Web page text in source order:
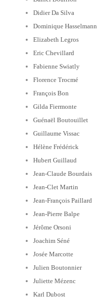
Didier Da Silva
Dominique Hasselmann
Elizabeth Legros
Eric Chevillard
Fabienne Swiatly
Florence Trocmé
François Bon
Gilda Fiermonte
Guénaël Boutouillet
Guillaume Vissac
Hélène Frédérick
Hubert Guillaud
Jean-Claude Bourdais
Jean-Clet Martin
Jean-François Paillard
Jean-Pierre Balpe
Jérôme Orsoni
Joachim Séné
Josée Marcotte
Julien Boutonnier
Juliette Mézenc
Karl Dubost